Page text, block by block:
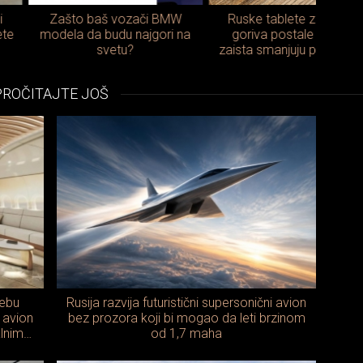
baš vozači BMW
da budu najgori na
Ruske tablete za uštedu
goriva postale hit: Da li
zaista smanjuju potrošnju ili
JOŠ
Rusija razvija futuristični supersonični avion
bez prozora koji bi mogao da leti brzinom
od 1,7 maha